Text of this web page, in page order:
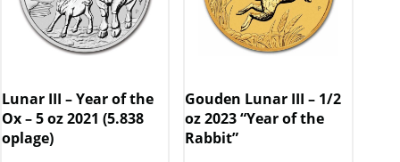
Lunar III – Year of the
Ox – 5 oz 2021 (5.838
oplage)
Gouden Lunar III – 1/2
oz 2023 “Year of the
Rabbit”